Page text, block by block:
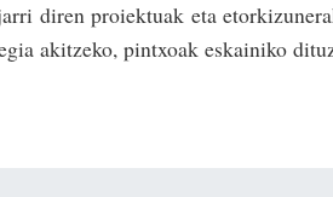
diren proiektuak eta
akitzeko, pintxoak eskainiko